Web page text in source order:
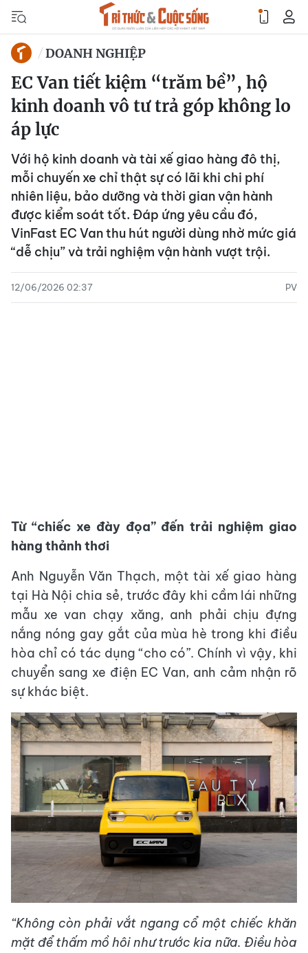
DOANH NGHIỆP
EC Van tiết kiệm “trăm bề”, hộ
kinh doanh vô tư trả góp không lo
áp lực
Với hộ kinh doanh và tài xế giao hàng đô thị,
mỗi chuyến xe chỉ thật sự có lãi khi chi phí
nhiên liệu, bảo dưỡng và thời gian vận hành
được kiểm soát tốt. Đáp ứng yêu cầu đó,
VinFast EC Van thu hút người dùng nhờ mức giá
“dễ chịu” và trải nghiệm vận hành vượt trội.
12/06/2026 02:37 PV
Từ “chiếc xe đày đọa” đến trải nghiệm giao
hàng thảnh thơi
Anh Nguyễn Văn Thạch, một tài xế giao hàng
tại Hà Nội chia sẻ, trước đây khi cầm lái những
mẫu xe van chạy xăng, anh phải chịu đựng
nắng nóng gay gắt của mùa hè trong khi điều
hòa chỉ có tác dụng “cho có”. Chính vì vậy, khi
chuyển sang xe điện EC Van, anh cảm nhận rõ
sự khác biệt.
“Không còn phải vắt ngang cổ một chiếc khăn
mặt để thấm mồ hôi như trước kia nữa. Điều hòa